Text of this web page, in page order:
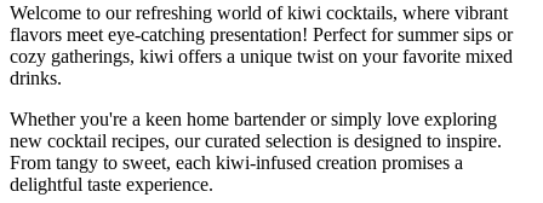
Welcome to our refreshing world of kiwi cocktails, where vibrant
flavors meet eye-catching presentation! Perfect for summer sips or
cozy gatherings, kiwi offers a unique twist on your favorite mixed
drinks.
Whether you're a keen home bartender or simply love exploring
new cocktail recipes, our curated selection is designed to inspire.
From tangy to sweet, each kiwi-infused creation promises a
delightful taste experience.